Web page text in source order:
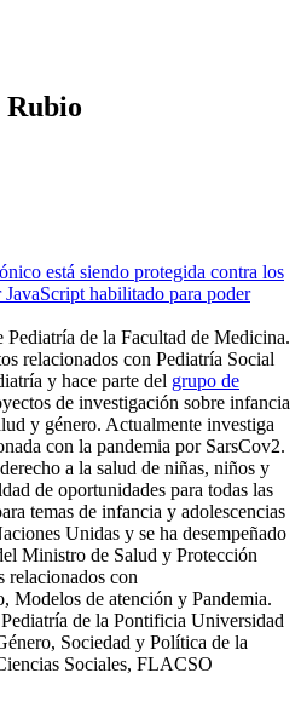
está siendo protegida contra los
habilitado para poder
Pediatría de la Facultad de Medicina.
relacionados con Pediatría Social
y hace parte del grupo de
de investigación sobre infancia
y género. Actualmente investiga
con la pandemia por SarsCov2.
a la salud de niñas, niños y
de oportunidades para todas las
temas de infancia y adolescencias
Unidas y se ha desempeñado
Ministro de Salud y Protección
relacionados con
Modelos de atención y Pandemia.
de la Pontificia Universidad
Sociedad y Política de la
Sociales, FLACSO